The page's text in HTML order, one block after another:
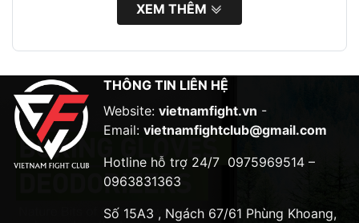
Găng MMA Kickboxing Boxing Wolon là sản phẩm
vặn, ôm sát bàn tay giúp bảo vệ tốt cho khớp
xương và cổ tay.
Chất liệu
Găng được làm từ chất liệu da PU cao cấp, bền bỉ
và có độ đàn hồi tốt. Lòng găng được lót bằng vải
XEM THÊM
THÔNG TIN LIÊN HỆ
Website: vietnamfight.vn -
Email: vietnamfightclub@gmail.com
Hotline hỗ trợ 24/7 0975969514 –
0963831363
Số 15A3 , Ngách 67/61 Phùng Khoang,